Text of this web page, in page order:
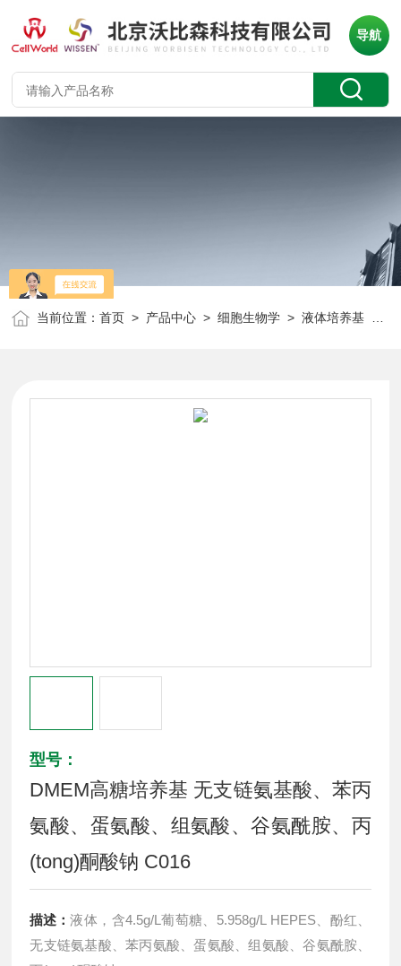
导航
当前位置：首页 > 产品中心 >细胞生物学 >液体培养基
型号：
DMEM高糖培养基 无支链氨基酸、苯丙
氨酸、蛋氨酸、组氨酸、谷氨酰胺、丙
(tong)酮酸钠 C016
描述：液体，含4.5g/L葡萄糖、5.958g/L HEPES、酚红、
无支链氨基酸、苯丙氨酸、蛋氨酸、组氨酸、谷氨酰胺、